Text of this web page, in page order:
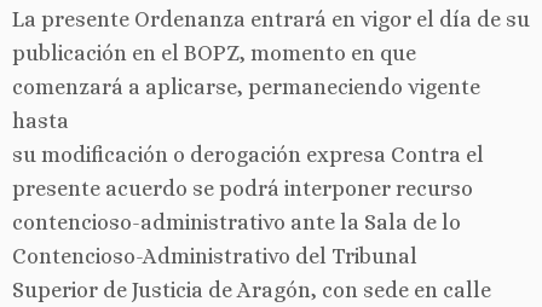
La presente Ordenanza entrará en vigor el día de su
publicación en el BOPZ, momento en que
comenzará a aplicarse, permaneciendo vigente
hasta
su modificación o derogación expresa Contra el
presente acuerdo se podrá interponer recurso
contencioso-administrativo ante la Sala de lo
Contencioso-Administrativo del Tribunal
Superior de Justicia de Aragón, con sede en calle